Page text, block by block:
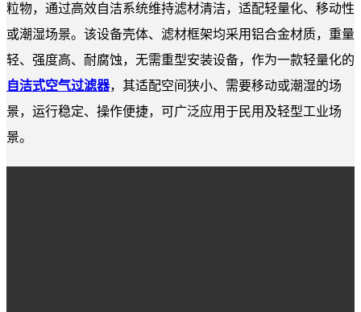
粒物，通过高效自洁系统维持滤材清洁，适配轻量化、移动性
或潮湿场景。该设备壳体、滤材框架均采用铝合金材质，重量
轻、强度高、耐腐蚀，无需重型安装设备，作为一款轻量化的
自洁式空气过滤器，其适配空间狭小、需要移动或潮湿的场
景，运行稳定、操作便捷，可广泛应用于民用及轻型工业场
景。